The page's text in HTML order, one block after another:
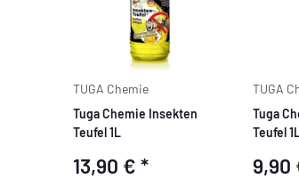
TUGA Chemie
Tuga Chemie Insekten
Teufel 1L
13,90 €*
TUGA
Tuga
Teufel
9,90